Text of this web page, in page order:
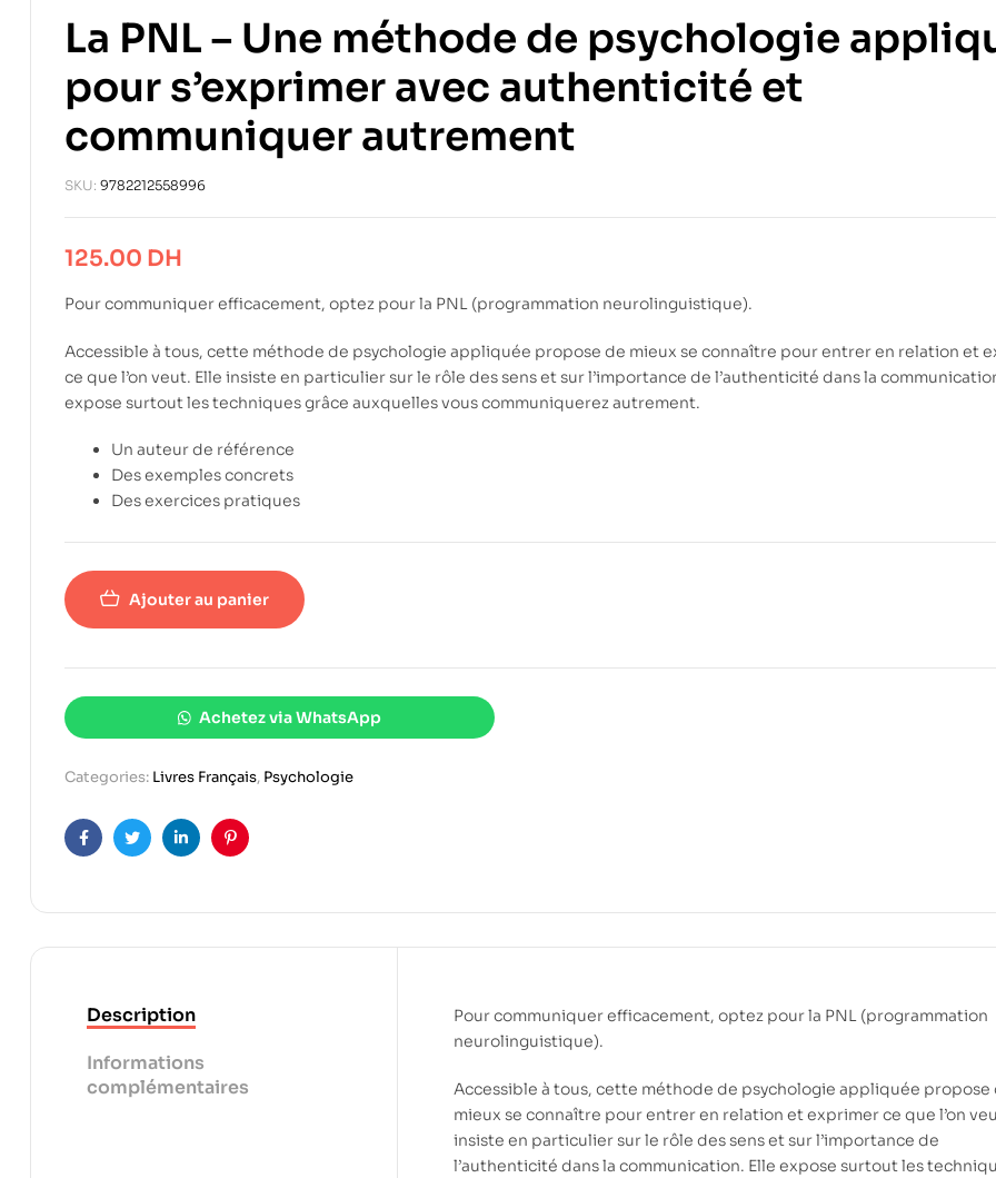
La PNL – Une méthode de psychologie
pour s’exprimer avec authenticité et
communiquer autrement
SKU: 9782212558996
125.00 DH
Pour communiquer efficacement, optez pour la PNL (programmation neurolinguistique).
Accessible à tous, cette méthode de psychologie appliquée propose de mieux se connaître pour entrer en relation et
ce que l’on veut. Elle insiste en particulier sur le rôle des sens et sur l’importance de l’authenticité dans la
expose surtout les techniques grâce auxquelles vous communiquerez autrement.
Un auteur de référence
Des exemples concrets
Des exercices pratiques
Ajouter au panier
Achetez via WhatsApp
Categories: Livres Français, Psychologie
FacebookTwitterLinkedinPinterest
Description
Informations
complémentaires
Pour communiquer efficacement, optez pour la PNL (programmation
neurolinguistique).
Accessible à tous, cette méthode de psychologie appliquée propose
mieux se connaître pour entrer en relation et exprimer ce que l’on
insiste en particulier sur le rôle des sens et sur l’importance de
l’authenticité dans la communication. Elle expose surtout les